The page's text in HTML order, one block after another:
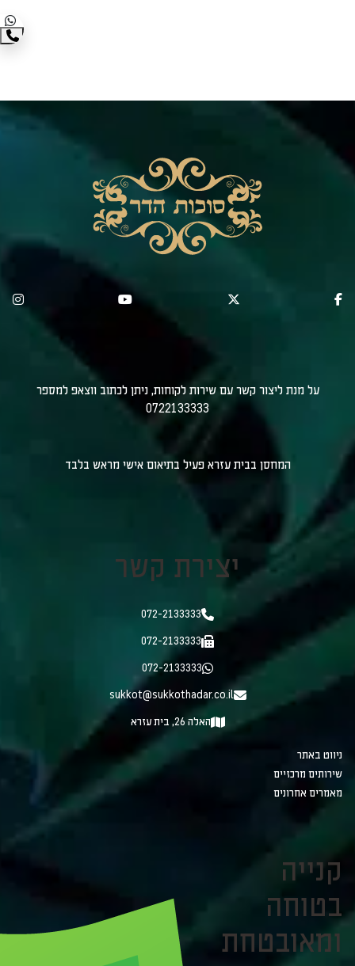
על מנת ליצור קשר עם שירות לקוחות, ניתן לכתוב ווצאפ למספר
0722133333
המחסן בבית עזרא פעיל בתיאום אישי מראש בלבד
יצירת קשר
072-2133333
072-2133333
072-2133333
sukkot@sukkothadar.co.il
האלה 26, בית עזרא
ניווט באתר
שירותים מרכזיים
מאמרים אחרונים
קנייה
בטוחה
ומאובטחת